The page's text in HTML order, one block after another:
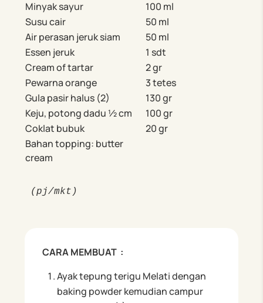
Minyak sayur
100 ml
Susu cair
50 ml
Air perasan jeruk siam
50 ml
Essen jeruk
1 sdt
Cream of tartar
2 gr
Pewarna orange
3 tetes
Gula pasir halus (2)
130 gr
Keju, potong dadu ½ cm
100 gr
Coklat bubuk
20 gr
Bahan topping: butter
cream
(pj/mkt)
CARA MEMBUAT :
Ayak tepung terigu Melati dengan
baking powder kemudian campur